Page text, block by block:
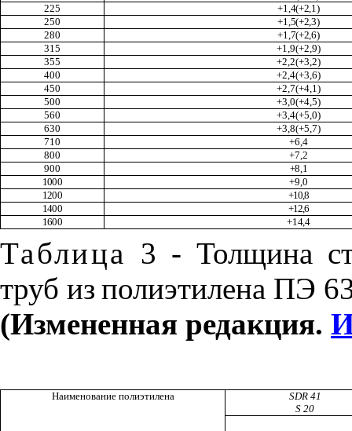
225
+1,4(+2,1)
250
+1,5(+2,3)
280
+1,7(+2,6)
315
+1,9(+2,9)
355
+2,2(+3,2)
400
+2,4(+3,6)
450
+2,7(+4,1)
500
+3,0(+4,5)
560
+3,4(+5,0)
630
+3,8(+5,7)
710
+6,4
800
+7,2
900
+8,1
1000
+9,0
1200
+10,8
1400
+12,6
1600
+14,4
Таблица 3 - Толщина
труб из полиэтилена ПЭ
(Измененная редакция.
Наименование полиэтилена
SDR 41
S 20